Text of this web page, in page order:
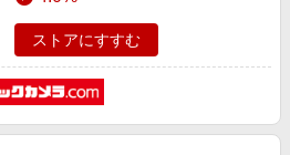
ストアにすすむ